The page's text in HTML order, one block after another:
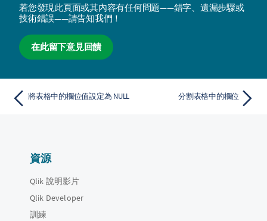
若您發現此頁面或其內容有任何問題——錯字、遺漏步驟或
技術錯誤——請告知我們！
在此留下意見回饋
將表格中的欄位值設定為 NULL 分割表格中的欄位
資源
Qlik 說明影片
Qlik Developer
訓練